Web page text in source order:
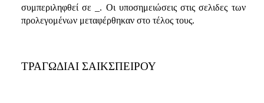
συμπεριληφθεί σε _. Οι υποσημειώσεις στις σελιδες των
προλεγομένων μεταφέρθηκαν στο τέλος τους.
ΤΡΑΓΩΔΙΑΙ ΣΑΙΚΣΠΕΙΡΟΥ